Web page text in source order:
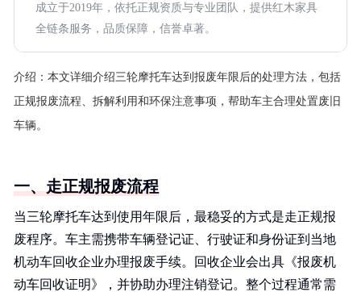
成立于2019年，依托正规资质与专业团队，提供红木家具
全链条服务，品质保障，信誉卓著。
介绍： 本文详细介绍三轮摩托车达到报废年限后的处理方法，包括
正规报废流程、拆解利用和环保注意事项，帮助车主合理处置废旧
车辆。
一、走正规报废流程
当三轮摩托车达到使用年限后，最稳妥的方式是走正规报
废程序。车主需携带车辆登记证、行驶证和身份证到当地
机动车回收企业办理报废手续。回收企业会出具《报废机
动车回收证明》，并协助办理注销登记。整个过程通常需